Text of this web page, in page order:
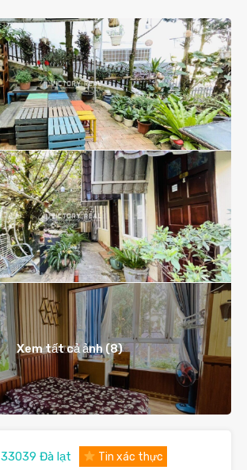
Xem tất cả ảnh (8)
33039 Đà lạt Tin xác thực